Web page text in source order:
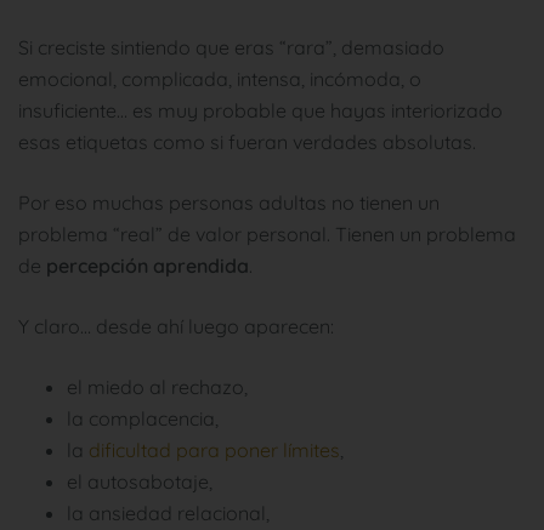
Si creciste sintiendo que eras “rara”, demasiado
emocional, complicada, intensa, incómoda, o
insuficiente… es muy probable que hayas interiorizado
esas etiquetas como si fueran verdades absolutas.
Por eso muchas personas adultas no tienen un
problema “real” de valor personal. Tienen un problema
de percepción aprendida
Y claro… desde ahí luego aparecen:
el miedo al rechazo,
la complacencia,
la dificultad para poner límites
el autosabotaje,
la ansiedad relacional,